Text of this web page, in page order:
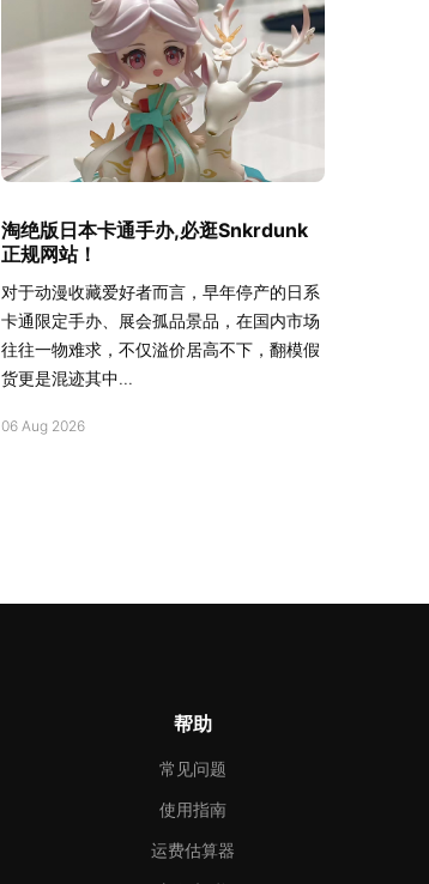
淘绝版日本卡通手办,必逛Snkrdunk
正规网站！
对于动漫收藏爱好者而言，早年停产的日系
卡通限定手办、展会孤品景品，在国内市场
往往一物难求，不仅溢价居高不下，翻模假
货更是混迹其中...
06 Aug 2026
帮助
常见问题
使用指南
运费估算器